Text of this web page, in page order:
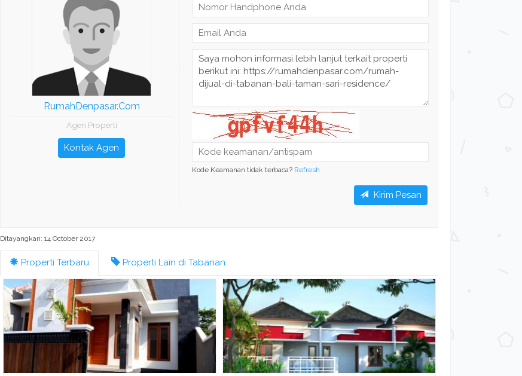
RumahDenpasar.Com
Agen Properti
Kontak Agen
Kode Keamanan tidak terbaca? Refresh
Kirim Pesan
Ditayangkan: 14 October 2017
Properti Terbaru Properti Lain di Tabanan